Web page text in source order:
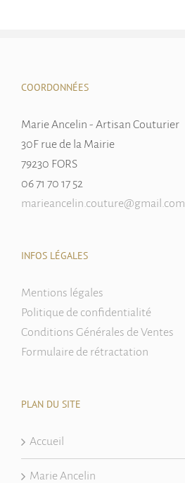
COORDONNÉES
Marie Ancelin - Artisan Couturier
30F rue de la Mairie
79230 FORS
06 71 70 17 52
marieancelin.couture@gmail.com
INFOS LÉGALES
Mentions légales
Politique de confidentialité
Conditions Générales de Ventes
Formulaire de rétractation
PLAN DU SITE
Accueil
Marie Ancelin